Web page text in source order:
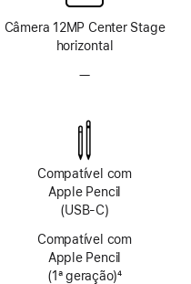
Câmera 12MP Center Stage
horizontal
—Sem
câmera
Compatível com
Apple Pencil
(USB-C)
Compatível com
Apple Pencil
(1ª geração)4